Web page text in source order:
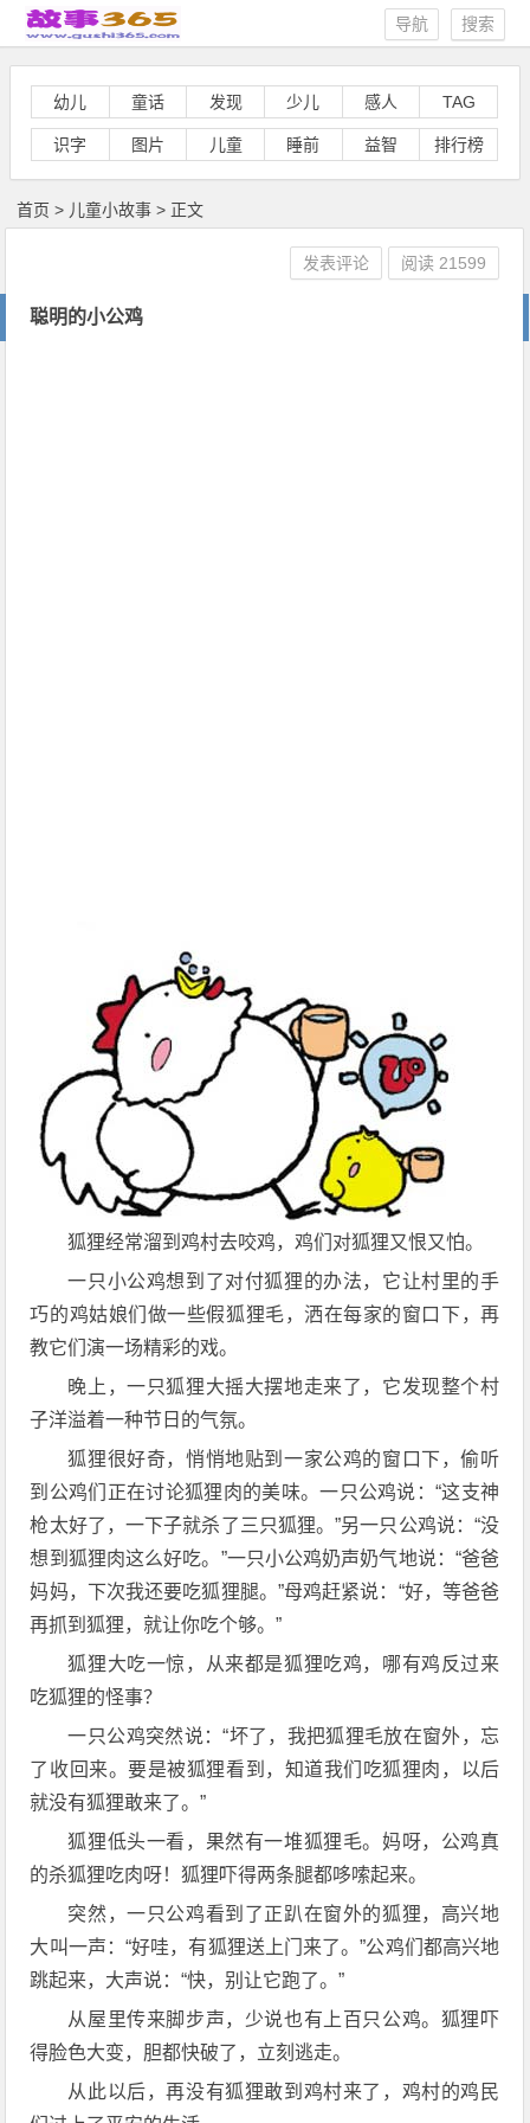
搜索
导航
幼儿 童话 发现 少儿 感人 TAG
识字 图片 儿童 睡前 益智 排行榜
首页 > 儿童小故事 > 正文
聪明的小公鸡
狐狸经常溜到鸡村去咬鸡，鸡们对狐狸又恨又怕。
一只小公鸡想到了对付狐狸的办法，它让村里的手
巧的鸡姑娘们做一些假狐狸毛，洒在每家的窗口下，再
教它们演一场精彩的戏。
晚上，一只狐狸大摇大摆地走来了，它发现整个村
子洋溢着一种节日的气氛。
狐狸很好奇，悄悄地贴到一家公鸡的窗口下，偷听
到公鸡们正在讨论狐狸肉的美味。一只公鸡说：“这支神
枪太好了，一下子就杀了三只狐狸。”另一只公鸡说：“没
想到狐狸肉这么好吃。”一只小公鸡奶声奶气地说：“爸爸
妈妈，下次我还要吃狐狸腿。”母鸡赶紧说：“好，等爸爸
再抓到狐狸，就让你吃个够。”
狐狸大吃一惊，从来都是狐狸吃鸡，哪有鸡反过来
吃狐狸的怪事？
一只公鸡突然说：“坏了，我把狐狸毛放在窗外，忘
了收回来。要是被狐狸看到，知道我们吃狐狸肉，以后
就没有狐狸敢来了。”
狐狸低头一看，果然有一堆狐狸毛。妈呀，公鸡真
的杀狐狸吃肉呀！狐狸吓得两条腿都哆嗦起来。
突然，一只公鸡看到了正趴在窗外的狐狸，高兴地
大叫一声：“好哇，有狐狸送上门来了。”公鸡们都高兴地
跳起来，大声说：“快，别让它跑了。”
从屋里传来脚步声，少说也有上百只公鸡。狐狸吓
得脸色大变，胆都快破了，立刻逃走。
从此以后，再没有狐狸敢到鸡村来了，鸡村的鸡民
发表评论 阅读 21599